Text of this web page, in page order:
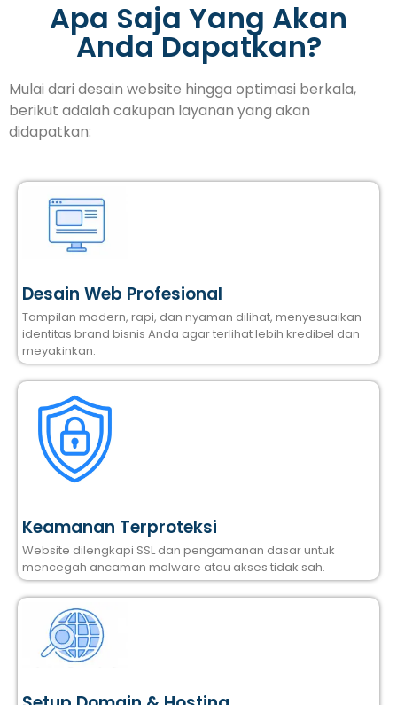
Apa Saja Yang Akan
Anda Dapatkan?
Mulai dari desain website hingga optimasi berkala,
berikut adalah cakupan layanan yang akan
didapatkan:
Desain Web Profesional
Tampilan modern, rapi, dan nyaman dilihat, menyesuaikan
identitas brand bisnis Anda agar terlihat lebih kredibel dan
meyakinkan.
Keamanan Terproteksi
Website dilengkapi SSL dan pengamanan dasar untuk
mencegah ancaman malware atau akses tidak sah.